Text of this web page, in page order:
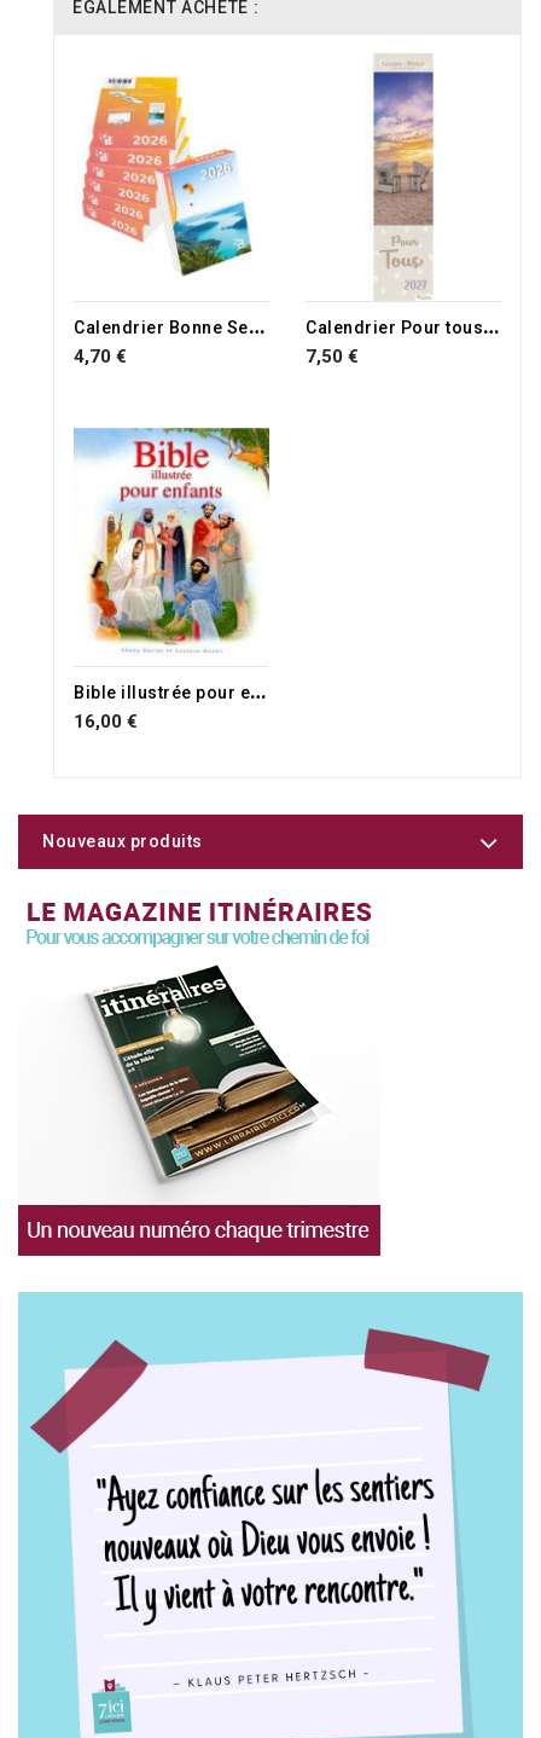
ÉGALEMENT ACHETÉ :
C
alendrier Bonne Semence support pliant 2027
4,70 €
RUPTURE DE STOCK C
alendrier Pour tous 2027
7,50 €
RUPTURE DE STOCK B
ible illustrée pour enfants
16,00 €
Nouveaux produits